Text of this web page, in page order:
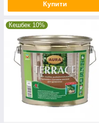
Купити
Кешбек 10%